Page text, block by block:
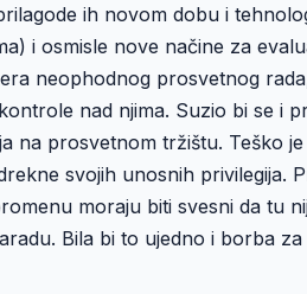
ih novom dobu i
i osmisle nove načine za
neophodnog prosvetnog
nad njima. Suzio bi se i
na prosvetnom tržištu. Teško je
svojih unosnih privilegija.
moraju biti svesni da tu
Bila bi to ujedno i borba